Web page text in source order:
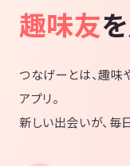
趣味友
つなげーとは、趣味
アプリ。
新しい出会いが、毎